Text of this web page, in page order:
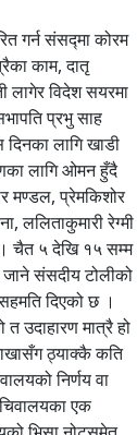
गर्न संसद्मा कोरम
काम, दातृ
लागेर विदेश सयरमा
प्रभु साह
लागि खाडी
लागि ओमन हुँदै
मण्डल, प्रेमकिशोर
ललिताकुमारी रेग्मी
चैत ५ देखि १५ सम्म
जाने संसदीय टोलीको
दिएको छ ।
उदाहारण मात्रै हो
ठ्याक्कै कति
निर्णय वा
एक